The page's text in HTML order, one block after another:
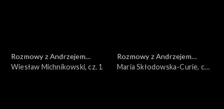
Rozmowy z Andrzejem
Doboszem
Wiesław Michnikowski, cz. 1
Rozmowy z Andrzejem
Doboszem
Maria Skłodowska-Curie, cz.